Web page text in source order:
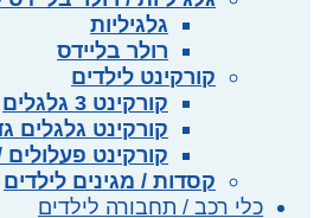
גלגיליות
רולר בליידס
קורקינט לילדים
קורקינט 3 גלגלים
קורקינט גלגלים
קורקינט פעלולים
קסדות / מגינים לילדים
כלי רכב / תחבורה לילדים